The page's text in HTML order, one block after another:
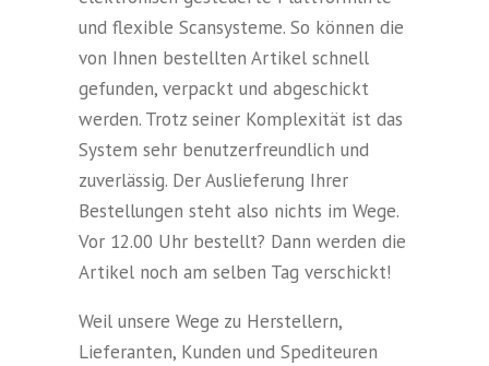
und flexible Scansysteme. So können die
von Ihnen bestellten Artikel schnell
gefunden, verpackt und abgeschickt
werden. Trotz seiner Komplexität ist das
System sehr benutzerfreundlich und
zuverlässig. Der Auslieferung Ihrer
Bestellungen steht also nichts im Wege.
Vor 12.00 Uhr bestellt? Dann werden die
Artikel noch am selben Tag verschickt!
Weil unsere Wege zu Herstellern,
Lieferanten, Kunden und Spediteuren